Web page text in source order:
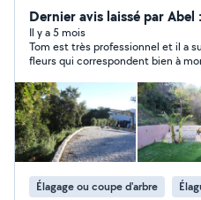
forme en continue autour des : Plantes bio-
taille fruitières /
potager / Pépiniériste
composteur etc.. Équipé pour touts types de
prestations, je réalise:
état Travaux de clôture Design et conseils Travaux de
maçonnerie Pose d'arrosage automatique Créations de
jardin comestible (
Réalisation de travaux
etc..) Je met en avant mes savoir faire autour du vivant,
afin de réaliser des
Dernier avis laissé par Abel
Il y a 5 mois
Tom est très professionnel et il a
fleurs qui correspondent bien à
Élagage ou coupe d'arbre